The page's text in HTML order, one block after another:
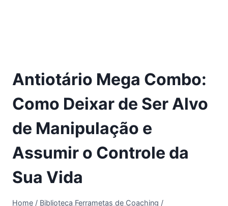
Antiotário Mega Combo:
Como Deixar de Ser Alvo
de Manipulação e
Assumir o Controle da
Sua Vida
Home / Biblioteca Ferrametas de Coaching /